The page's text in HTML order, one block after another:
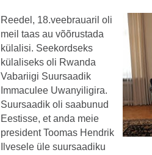
Reedel, 18.veebrauaril oli
meil taas au võõrustada
külalisi. Seekordseks
külaliseks oli Rwanda
Vabariigi Suursaadik
Immaculee Uwanyiligira.
Suursaadik oli saabunud
Eestisse, et anda meie
president Toomas Hendrik
Ilvesele üle suursaadiku